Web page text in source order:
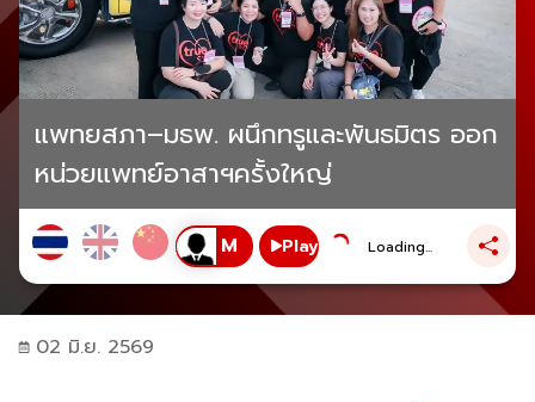
แพทยสภา–มธพ. ผนึกทรูและพันธมิตร ออก
หน่วยแพทย์อาสาฯครั้งใหญ่
Play Loading...
02 มิ.ย. 2569